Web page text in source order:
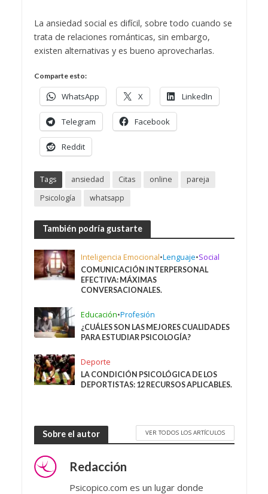
La ansiedad social es difícil, sobre todo cuando se
trata de relaciones románticas, sin embargo,
existen alternativas y es bueno aprovecharlas.
Comparte esto:
WhatsApp X LinkedIn
Telegram Facebook
Reddit
Tags ansiedad Citas online
pareja
Psicología
whatsapp
También podría gustarte
Inteligencia Emocional•Lenguaje•Social
COMUNICACIÓN INTERPERSONAL
EFECTIVA: MÁXIMAS
CONVERSACIONALES.
Educación•Profesión
¿CUÁLES SON LAS MEJORES CUALIDADES
PARA ESTUDIAR PSICOLOGÍA?
Deporte
LA CONDICIÓN PSICOLÓGICA DE LOS
DEPORTISTAS: 12 RECURSOS APLICABLES.
Sobre el autor VER TODOS LOS ARTÍCULOS
Redacción
Psicopico.com es un lugar donde